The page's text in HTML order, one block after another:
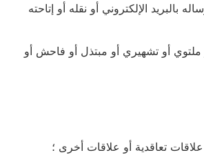
الإلكتروني أو نقله أو إتاحته
أو تشهيري أو مبتذل أو فاحش أو
تعاقدية أو علاقات أخرى ؛